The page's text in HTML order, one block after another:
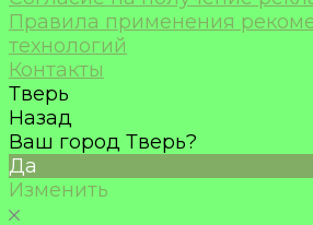
Правила применения
технологий
Контакты
Тверь
Назад
Ваш город Тверь?
Да
Изменить